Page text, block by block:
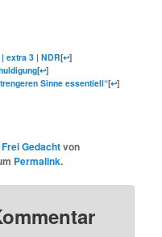
extra 3 | NDR[↩]
[↩]
Sinne essentiell“[↩]
Frei Gedachtvon
Permalink.